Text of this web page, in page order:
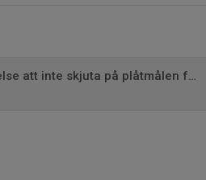
En vänlig påminnelse att inte skjuta på plåtmålen för nära